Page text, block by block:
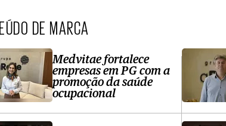
DE MARCA
Medvitae fortalece
empresas em PG com a
promoção da saúde
ocupacional